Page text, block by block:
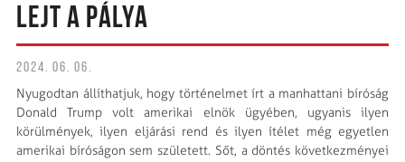
LEJT A PÁLYA
2024. 06. 06.
Nyugodtan állíthatjuk, hogy történelmet írt a manhattani bíróság
Donald Trump volt amerikai elnök ügyében, ugyanis ilyen
körülmények, ilyen eljárási rend és ilyen ítélet még egyetlen
amerikai bíróságon sem született. Sőt, a döntés következményei